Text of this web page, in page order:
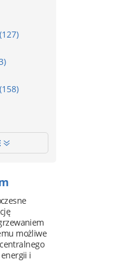
(127)
(158)
możliwe
i